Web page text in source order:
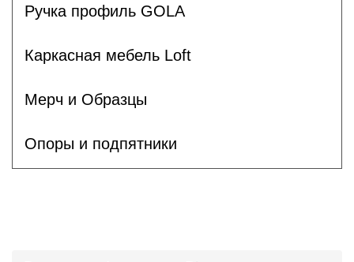
Ручка профиль GOLA
Каркасная мебель Loft
Мерч и Образцы
Опоры и подпятники